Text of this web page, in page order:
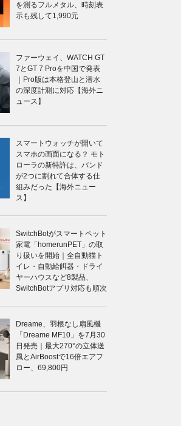
を測るフルメタル、時刻表
示も残して1,990元
ファーウェイ、WATCH GT
7とGT 7 Proを中国で発表
｜Pro版は本格登山と潜水
の深度計測に対応【海外ニ
ュース】
スマートウォッチが開いて
スマホの画面になる？ モト
ローラの新特許は、バンド
が2つに割れて合体する仕
組みだった【海外ニュー
ス】
SwitchBotがスマートペット
家電「homerunPET」の取
り扱いを開始｜全自動猫ト
イレ・自動給餌器・ドライ
ヤーハウスなど8製品、
SwitchBotアプリ対応も順次
Dreame、羽根なし扇風機
「Dreame MF10」を7月30
日発売｜最大270°の立体送
風とAirBoostで16倍エアフ
ロー、69,800円